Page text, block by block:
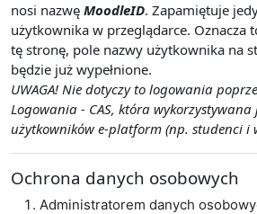
nosi nazwę MoodleID. Zapamiętuje
użytkownika w przeglądarce. Oznacza
tę stronę, pole nazwy użytkownika na
będzie już wypełnione.
UWAGA! Nie dotyczy to logowania
Logowania - CAS, która wykorzystywana
użytkowników e-platform (np. studenci i
Ochrona danych osobowych
Administratorem danych